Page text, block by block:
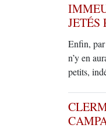
JETÉS
Enfin, par
n’y en
petits,